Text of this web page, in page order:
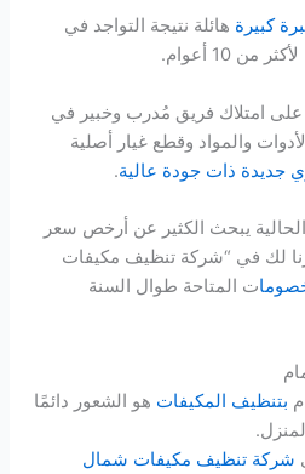
كبيرة هائلة نتيجة التواجد في
من 10 أعوام.
امتلاك فريق مُدرب وخبير في
والمواد وقطع غيار أصلية
جديدة ذات جودة عالية.
يبحث الكثير عن أرخص سعر
لك في “شركة تنظيف مكيفات
ت المتاحة طوال السنة
بتنظيف المكيفات هو الشعور دائمًا
شركة تنظيف مكيفات شمال